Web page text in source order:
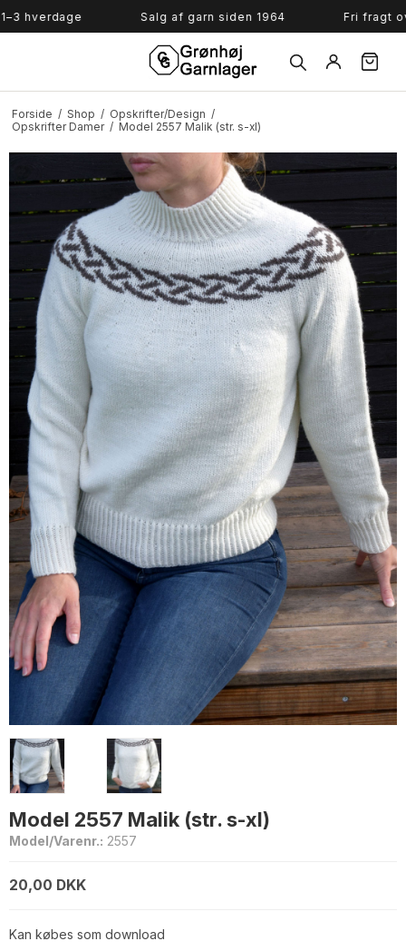
Salg af garn siden 1964 Fri fragt over
Forside / Shop / Opskrifter/Design /
Opskrifter Damer / Model 2557 Malik (str. s-xl)
Model 2557 Malik (str. s-xl)
Model/Varenr.: 2557
20,00 DKK
Kan købes som download